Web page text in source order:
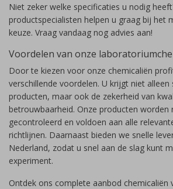
Niet zeker welke specificaties u nodig
productspecialisten helpen u graag bij het
keuze. Vraag vandaag nog advies aan!
Voordelen van onze
Door te kiezen voor onze chemicaliën
verschillende voordelen. U krijgt niet alleen
producten, maar ook de zekerheid van
betrouwbaarheid. Onze producten worden
gecontroleerd en voldoen aan alle
richtlijnen. Daarnaast bieden we snelle
Nederland, zodat u snel aan de slag kunt
experiment.
Ontdek ons complete aanbod